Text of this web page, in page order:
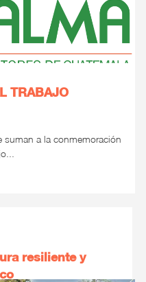
TRABAJO
suman a la conmemoración
resiliente y